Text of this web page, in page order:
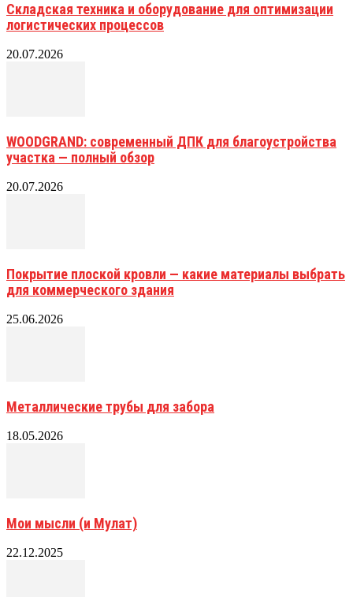
Складская техника и оборудование для оптимизации
логистических процессов
20.07.2026
WOODGRAND: современный ДПК для благоустройства
участка — полный обзор
20.07.2026
Покрытие плоской кровли — какие материалы выбрать
для коммерческого здания
25.06.2026
Металлические трубы для забора
18.05.2026
Мои мысли (и Мулат)
22.12.2025